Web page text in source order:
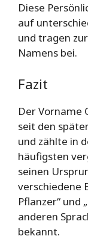
Diese
auf
und tragen
Namens bei.
Fazit
Der Vorname
seit den
und zählte in
häufigsten
seinen
verschiedene
Pflanzer“ und
anderen
bekannt.